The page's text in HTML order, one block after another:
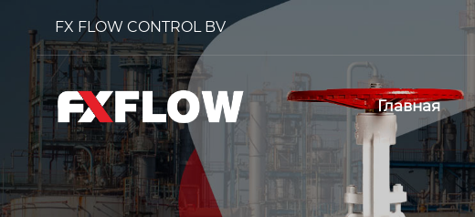
FX FLOW CONTROL BV
Главная